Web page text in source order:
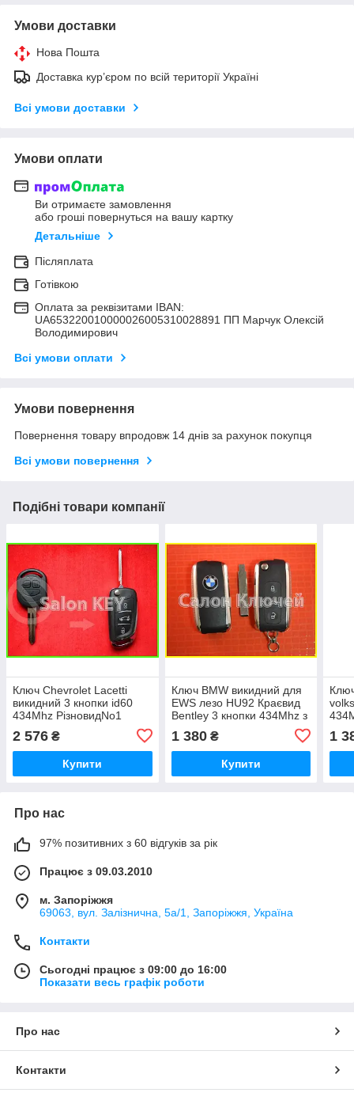
Умови доставки
Нова Пошта
Доставка кур’єром по всій території Україні
Всі умови доставки
Умови оплати
Ви отримаєте замовлення
або гроші повернуться на вашу картку
Детальніше
Післяплата
Готівкою
Оплата за реквізитами IBAN:
UA653220010000026005310028891 ПП Марчук Олексій
Володимирович
Всі умови оплати
Умови повернення
Повернення товару впродовж 14 днів за рахунок покупця
Всі умови повернення
Подібні товари компанії
Ключ Chevrolet Lacetti
викидний 3 кнопки id60
434Mhz РізновидNo1
2 576 ₴
Купити
Ключ BMW викидний для
EWS лезо HU92 Краєвид
Bentley 3 кнопки 434Mhz з
1 380₴
Купити
1
Про нас
97% позитивних з 60 відгуків за рік
Працює з 09.03.2010
м. Запоріжжя
69063, вул. Залізнична, 5а/1, Запоріжжя, Україна
Контакти
Сьогодні працює з 09:00 до 16:00
Показати весь графік роботи
Про нас
Контакти